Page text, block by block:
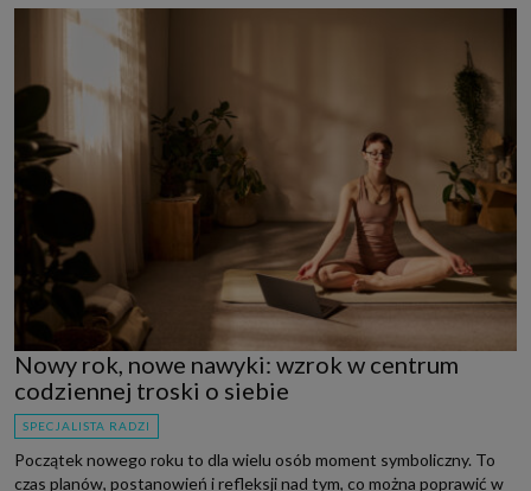
Nowy rok, nowe nawyki: wzrok w centrum
codziennej troski o siebie
SPECJALISTA RADZI
Początek nowego roku to dla wielu osób moment symboliczny. To
czas planów, postanowień i refleksji nad tym, co można poprawić w